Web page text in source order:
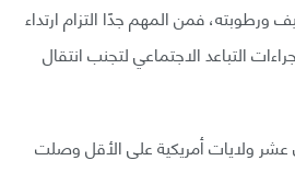
ورطوبته، فمن المهم جدًا التزام ارتداء
التباعد الاجتماعي لتجنب انتقال
ولايات أمريكية على الأقل وصلت